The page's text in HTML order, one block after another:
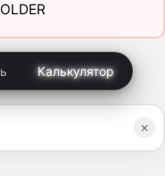
Калькулятор